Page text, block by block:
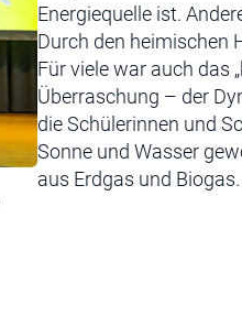
Energiequelle ist.
Durch den heimischen
Für viele war auch das
Überraschung – der
die Schülerinnen und
Sonne und Wasser
aus Erdgas und Biogas.